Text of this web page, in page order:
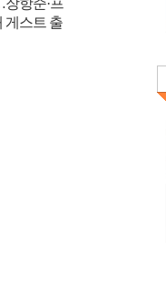
항준·프
게스트 출